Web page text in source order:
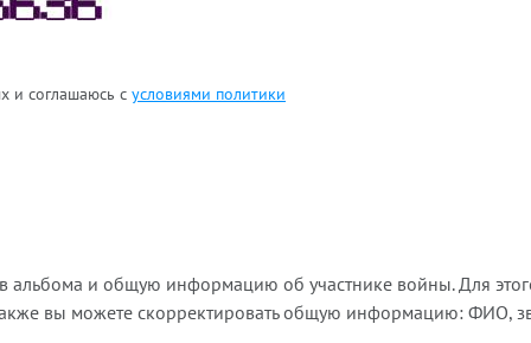
и соглашаюсь с условиями политики
альбома и общую информацию об участнике войны. Для
вы можете скорректировать общую информацию: ФИО,